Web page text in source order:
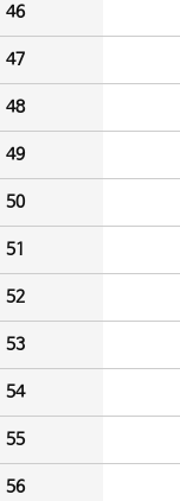
46
47
48
49
50
51
52
53
54
55
56